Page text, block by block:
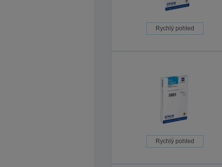
Rychlý pohled
Rychlý pohled